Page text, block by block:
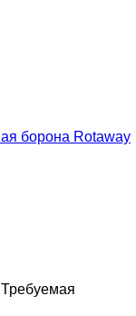
борона Rotaway
Требуемая